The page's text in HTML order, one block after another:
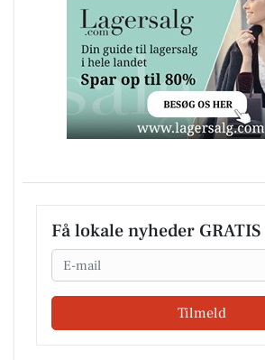
Få lokale nyheder GRATIS
Email
Tilmeld